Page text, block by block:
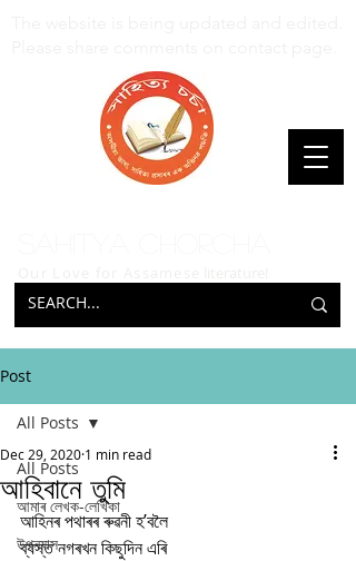
Post
All Posts
আমাৰ লেখক-লেখিকা
উপন্যাস
All Posts
আহিবানে তুমি
Dec 29, 2020 1 min read
আহিনৰ পথাৰৰ ৰুৱনী হ’বলৈ
ব্যস্ত নগৰখন কিছুদিন এৰি